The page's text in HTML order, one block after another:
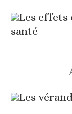
Les effets
santé
Les